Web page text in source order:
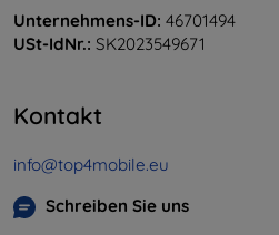
Unternehmens-ID: 46701494
USt-IdNr.: SK2023549671
Kontakt
info@top4mobile.eu
Schreiben Sie uns